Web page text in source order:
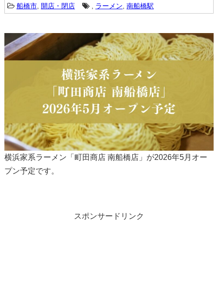
船橋市, 開店・閉店 , ラーメン 南船橋駅
横浜家系ラーメン「町田商店 南船橋店」が2026年5月オー
プン予定です。
スポンサードリンク